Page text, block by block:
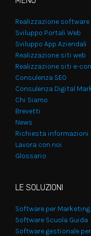
Realizzazione
Sviluppo Portali Web
Sviluppo App Aziendali
Realizzazione siti web
Realizzazione siti e-
Consulenza SEO
Consulenza Digital
Chi Siamo
Brevetti
News
Richiesta informazioni
Lavora con noi
Glossario
LE SOLUZIONI
Software per
Software Scuola Guida
Software gestionale